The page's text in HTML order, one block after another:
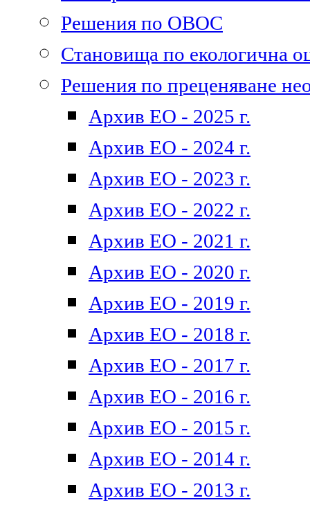
Решения по ОВОС
Становища по екологична
Решения по преценяване
Архив ЕО - 2025 г.
Архив ЕО - 2024 г.
Архив ЕО - 2023 г.
Архив ЕО - 2022 г.
Архив ЕО - 2021 г.
Архив ЕО - 2020 г.
Архив ЕО - 2019 г.
Архив ЕО - 2018 г.
Архив ЕО - 2017 г.
Архив ЕО - 2016 г.
Архив ЕО - 2015 г.
Архив ЕО - 2014 г.
Архив ЕО - 2013 г.